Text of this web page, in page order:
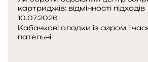
картриджів: відмінності підходів
10.07.2026
Кабачкові оладки із сиром і
пательні